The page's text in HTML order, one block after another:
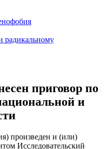
радикальному
приговор по
и
произведен и (или)
Исследовательский